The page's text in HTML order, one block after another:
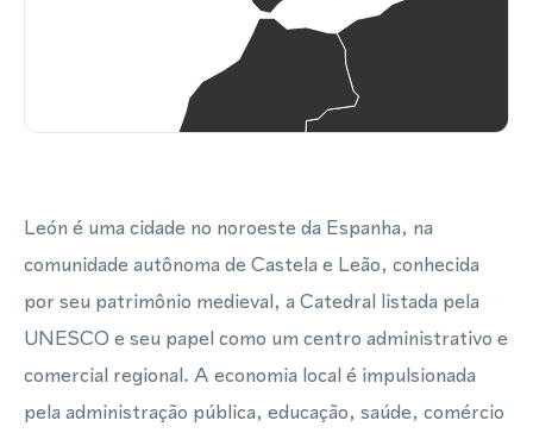
León é uma cidade no noroeste da Espanha, na
comunidade autônoma de Castela e Leão, conhecida
por seu patrimônio medieval, a Catedral listada pela
UNESCO e seu papel como um centro administrativo e
comercial regional. A economia local é impulsionada
pela administração pública, educação, saúde, comércio